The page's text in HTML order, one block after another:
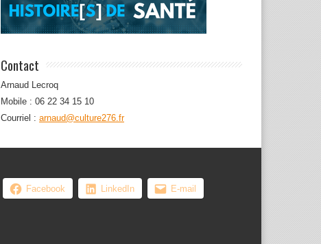
Contact
Arnaud Lecroq
Mobile : 06 22 34 15 10
Courriel : arnaud@culture276.fr
Facebook LinkedIn E-mail